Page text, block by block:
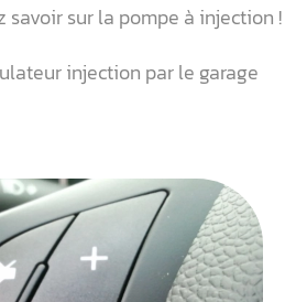
savoir sur la pompe à injection !
injection par le garage